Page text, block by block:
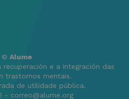
© Alume
e a integración das
trastornos mentais.
de utilidade pública.
- correo@alume.org